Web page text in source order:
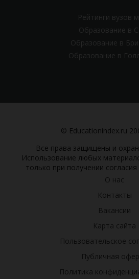
Рейтинги вузов
Образование в
Образование в
Образование в
© Educationindex.ru
Все права защищены и
Использование любых
только при получении
О нас
Контакты
Вакансии
Карта сайта
Пользовательское
Публичная
Политика